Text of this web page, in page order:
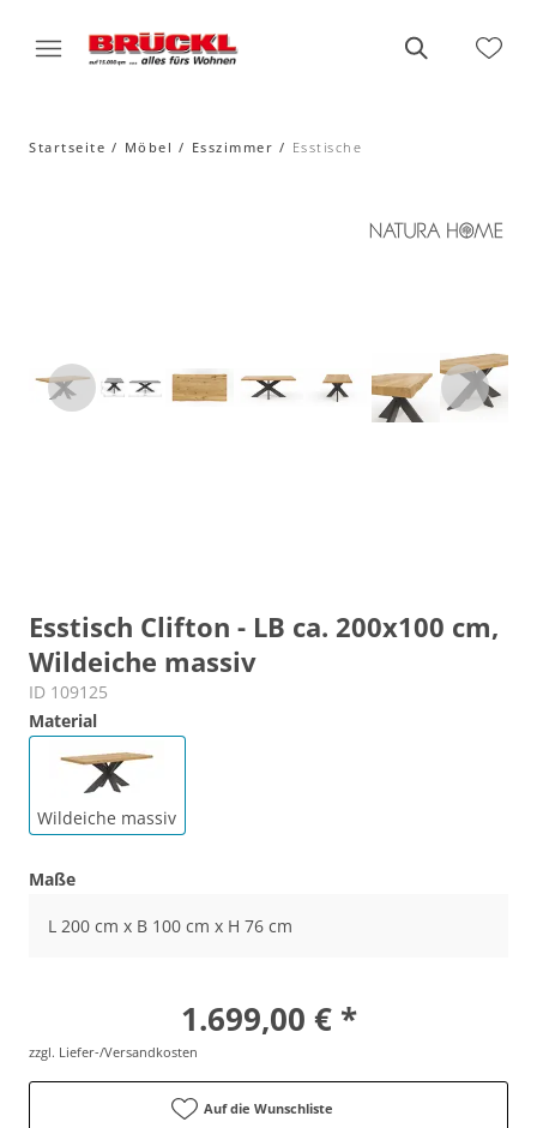
Startseite Möbel Esszimmer Esstische
Esstisch Clifton - LB ca. 200x100 cm,
Wildeiche massiv
ID 109125
Material
Wildeiche massiv
Maße
L 200 cm x B 100 cm x H 76 cm
1.699,00 € *
zzgl. Liefer-/Versandkosten
Auf die Wunschliste